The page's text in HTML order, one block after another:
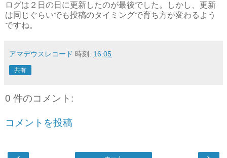
ログは２日の日に更新したのが最後でした。しかし、更新
は同じぐらいでも投稿のタイミングで育ち方が変わるよう
ですね。
アマデウスレコード 時刻: 16:05
共有
0 件のコメント:
コメントを投稿